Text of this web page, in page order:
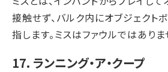
接触せず、バルク内にオブジェクト
指します。ミスはファウルではありま
17. ランニング・ア・クープ